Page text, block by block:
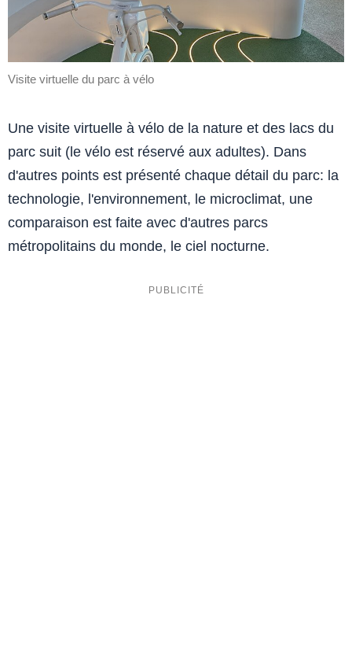
Visite virtuelle du parc à vélo
Une visite virtuelle à vélo de la nature et des lacs du
parc suit (le vélo est réservé aux adultes). Dans
d'autres points est présenté chaque détail du parc: la
technologie, l'environnement, le microclimat, une
comparaison est faite avec d'autres parcs
métropolitains du monde, le ciel nocturne.